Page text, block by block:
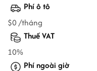
Phí ô tô
$0 /tháng
Thuế VAT
10%
Phí ngoài giờ